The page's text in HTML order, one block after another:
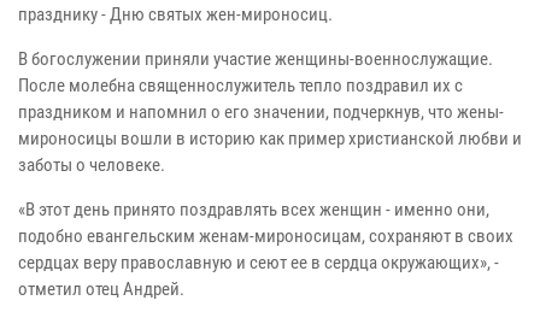
празднику - Дню святых жен-мироносиц.
В богослужении приняли участие женщины-военнослужащие.
После молебна священнослужитель тепло поздравил их с
праздником и напомнил о его значении, подчеркнув, что жены-
мироносицы вошли в историю как пример христианской любви и
заботы о человеке.
«В этот день принято поздравлять всех женщин - именно они,
подобно евангельским женам-мироносицам, сохраняют в своих
сердцах веру православную и сеют ее в сердца окружающих», -
отметил отец Андрей.